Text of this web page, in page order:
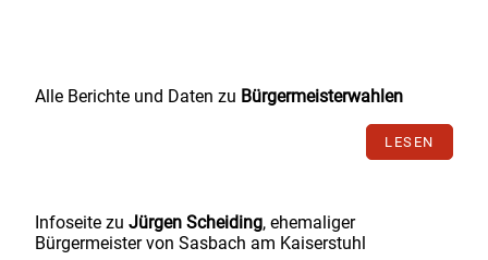
Alle Berichte und Daten zu Bürgermeisterwahlen
LESEN
Infoseite zu Jürgen Scheiding, ehemaliger
Bürgermeister von Sasbach am Kaiserstuhl